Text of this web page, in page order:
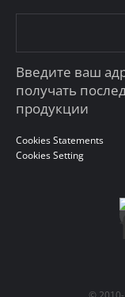
Введите ваш
получать
продукции
Cookies Statements
Cookies Setting